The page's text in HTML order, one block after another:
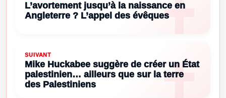
L’avortement jusqu’à la naissance en
Angleterre ? L’appel des évêques
SUIVANT
Mike Huckabee suggère de créer un État
palestinien… ailleurs que sur la terre
des Palestiniens